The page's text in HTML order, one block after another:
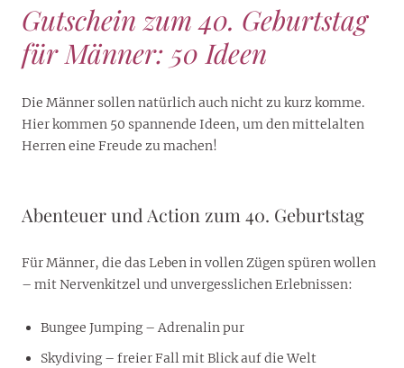
Gutschein zum 40. Geburtstag
für Männer: 50 Ideen
Die Männer sollen natürlich auch nicht zu kurz komme.
Hier kommen 50 spannende Ideen, um den mittelalten
Herren eine Freude zu machen!
Abenteuer und Action zum 40. Geburtstag
Für Männer, die das Leben in vollen Zügen spüren wollen
– mit Nervenkitzel und unvergesslichen Erlebnissen:
Bungee Jumping – Adrenalin pur
Skydiving – freier Fall mit Blick auf die Welt